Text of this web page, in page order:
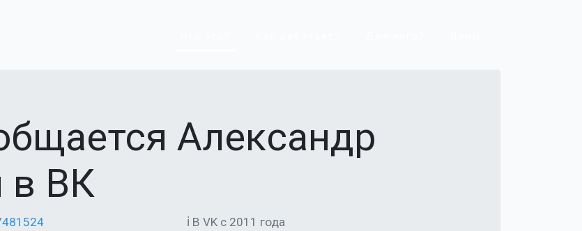
Александр
в ВК
ℹ В VK с 2011 года